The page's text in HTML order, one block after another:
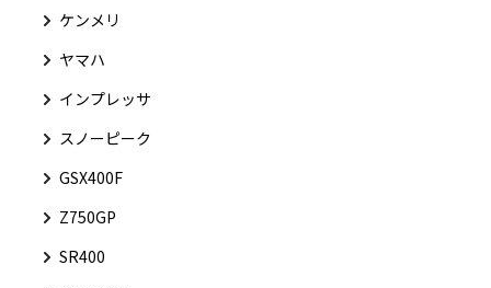
ケンメリ
ヤマハ
インプレッサ
スノーピーク
GSX400F
Z750GP
SR400